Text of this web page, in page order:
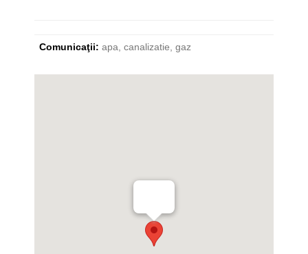
Comunicaţii: apa, canalizatie, gaz